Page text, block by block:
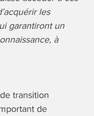
les
garantiront un
à
transition
de